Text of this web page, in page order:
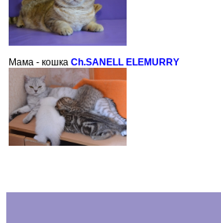
Мама - кошка Ch.SANELL ELEMURRY